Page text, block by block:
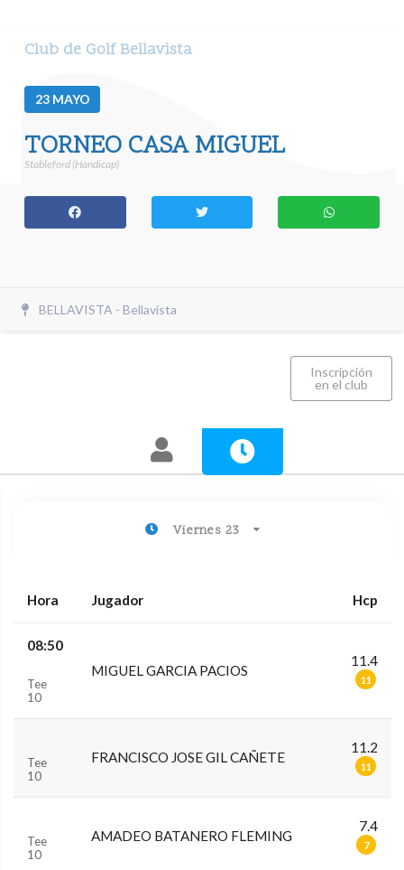
Club de Golf Bellavista
23 MAYO
TORNEO CASA MIGUEL
Stableford (Handicap)
BELLAVISTA - Bellavista
Inscripción
en el club
Viernes 23
Hora Jugador Hcp
08:50
Tee
10
MIGUEL GARCIA PACIOS
11.4
11
Tee
10
FRANCISCO JOSE GIL CAÑETE
11.2
11
Tee
10
AMADEO BATANERO FLEMING
7.4
7